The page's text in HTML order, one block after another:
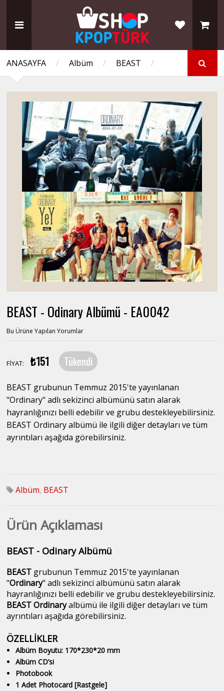
ANASAYFA / Albüm / BEAST /
BEAST - Odinary Albümü - EA0042
Bu Ürüne Yapılan Yorumlar
FİYAT: ₺151 Tükendi
BEAST grubunun Temmuz 2015'te yayınlanan
"Ordinary" adlı sekizinci albümünü satın alarak
hayranlığınızı belli edebilir ve grubu destekleyebilirsiniz.
BEAST Ordinary albümü ile ilgili diğer detayları ve tüm
ayrıntıları aşağıda görebilirsiniz.
Albüm, BEAST
Ürün Açıklaması
BEAST - Odinary Albümü
BEAST grubunun Temmuz 2015'te yayınlanan
"Ordinary" adlı sekizinci albümünü satın alarak
hayranlığınızı belli edebilir ve grubu destekleyebilirsiniz.
BEAST Ordinaryalbümü ile ilgili diğer detayları ve tüm
ayrıntıları aşağıda görebilirsiniz.
ÖZELLİKLER
Albüm Boyutu: 170*230*20 mm
Albüm CD’si
Photobook
1 Adet Photocard [Rastgele]